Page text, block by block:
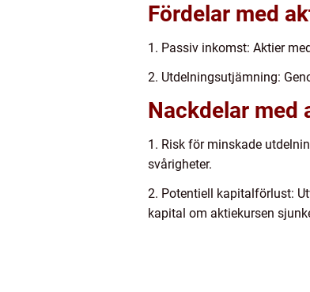
Fördelar med
1. Passiv inkomst: Aktier
2. Utdelningsutjämning:
Nackdelar med
1. Risk för minskade
svårigheter.
2. Potentiell kapitalförlust:
kapital om aktiekursen